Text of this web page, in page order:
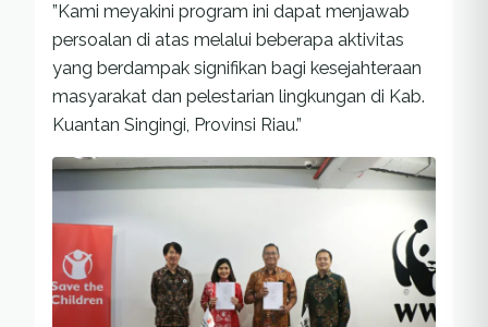
”Kami meyakini program ini dapat menjawab
persoalan di atas melalui beberapa aktivitas
yang berdampak signifikan bagi kesejahteraan
masyarakat dan pelestarian lingkungan di Kab.
Kuantan Singingi, Provinsi Riau.”